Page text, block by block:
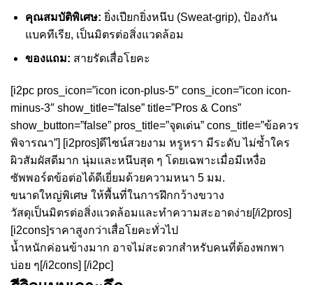
คุณสมบัติพิเศษ: ยิ่งเปียกยิ่งหนึบ (Sweat-grip), ป้องกัน
แบคทีเรีย, เป็นมิตรต่อสิ่งแวดล้อม
ของแถม: สายรัดเสื่อโยคะ
[i2pc pros_icon=”icon icon-plus-5″ cons_icon=”icon icon-
minus-3″ show_title=”false” title=”Pros & Cons”
show_button=”false” pros_title=”จุดเด่น” cons_title=”ข้อควร
พิจารณา”] [i2pros]ดีไซน์สวยงาม หรูหรา มีระดับ ไม่ซ้ำใคร
ผิวสัมผัสดีมาก นุ่มและหนึบสุด ๆ โดยเฉพาะเมื่อมีเหงื่อ
ซัพพอร์ตข้อต่อได้ดีเยี่ยมด้วยความหนา 5 มม.
ขนาดใหญ่พิเศษ ให้พื้นที่ในการฝึกกว้างขวาง
วัสดุเป็นมิตรต่อสิ่งแวดล้อมและทำความสะอาดง่าย[/i2pros]
[i2cons]ราคาสูงกว่าเสื่อโยคะทั่วไป
น้ำหนักค่อนข้างมาก อาจไม่สะดวกสำหรับคนที่ต้องพกพา
บ่อย ๆ[/i2cons] [/i2pc]